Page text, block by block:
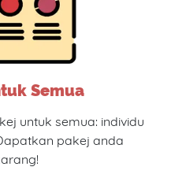
Semua
untuk semua: individu
pakej anda